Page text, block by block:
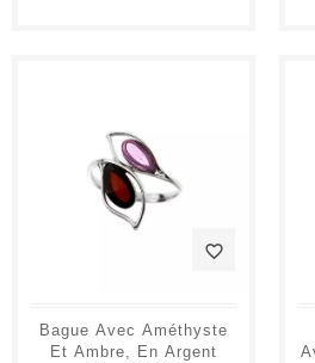
favorite_border
Bague Avec Améthyste
Et Ambre, En Argent